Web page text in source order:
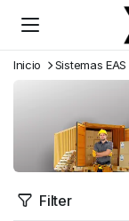
Inicio Sistemas
Filter